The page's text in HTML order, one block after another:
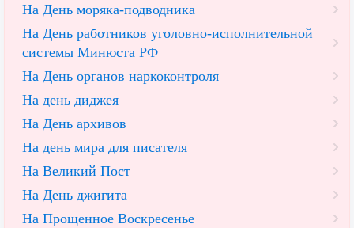
На День моряка-подводника
На День работников уголовно-исполнительной
системы Минюста РФ
На День органов наркоконтроля
На день диджея
На День архивов
На день мира для писателя
На Великий Пост
На День джигита
На Прощенное Воскресенье